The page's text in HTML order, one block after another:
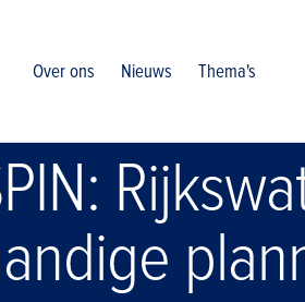
Over ons Nieuws Thema's
de handige planningstool